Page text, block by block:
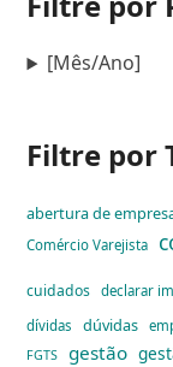
[Mês/Ano]
Filtre por
abertura de
Comércio Varejista
cuidados declarar
dívidas dúvidas
FGTS gestão